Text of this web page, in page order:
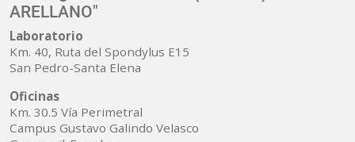
ARELLANO"
Laboratorio
Km. 40, Ruta del Spondylus E15
San Pedro-Santa Elena
Oficinas
Km. 30.5 Vía Perimetral
Campus Gustavo Galindo Velasco